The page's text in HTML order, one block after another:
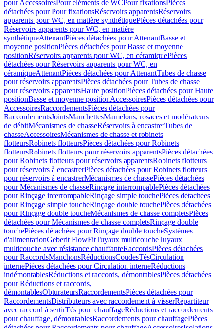
pour AccessoiresPour eléments de WCPour fixationsPièces
détachées pour Pour fixationsRéservoirs apparentsRéservoirs
apparents pour WC, en matière synthétiquePièces détachées pour
Réservoirs apparents pour WC, en matière
synthétiqueAttenantPièces détachées pour AttenantBasse et
moyenne positionPièces détachées pour Basse et moyenne
positionRéservoirs apparents pour WC, en céramiquePièces
détachées pour Réservoirs apparents pour WC, en
céramiqueAttenantPièces détachées pour AttenantTubes de chasse
pour réservoirs apparentsPièces détachées pour Tubes de chasse
pour réservoirs apparentsHaute positionPièces détachées pour Haute
positionBasse et moyenne positionAccessoiresPièces détachées pour
AccessoiresRaccordementsPièces détachées pour
RaccordementsJointsManchettesMamelons, rosaces et modérateurs
de débitMécanismes de chasseRéservoirs à encastrerTubes de
chasseAccessoiresMécanismes de chasse et robinets
flotteursRobinets flotteursPièces détachées pour Robinets
flotteursRobinets flotteurs pour réservoirs apparentsPièces détachées
pour Robinets flotteurs pour réservoirs apparentsRobinets flotteurs
pour réservoirs à encastrerPièces détachées pour Robinets flotteurs
pour réservoirs à encastrerMécanismes de chassePièces détachées
pour Mécanismes de chasseRinçage interrompablePièces détachées
pour Rinçage interrompableRinçage simple touchePièces détachées
pour Rinçage simple toucheRinçage double touchePièces détachées
pour Rinçage double toucheMécanismes de chasse completsPièces
détachées pour Mécanismes de chasse completsRinçage double
touchePièces détachées pour Rinçage double toucheSystèmes
d'alimentationGeberit FlowFitTuyaux multicoucheTuyaux
multicouche avec résistance chauffanteRaccordsPièces détachées
pour RaccordsManchonsRéductionsCoudesTésCirculation
internePièces détachées pour Circulation interneRéductions
indémontablesRéductions et raccords, démontablesPièces détachées
pour Réductions et raccords,
démontablesObturateursRaccordementsPièces détachées pour
RaccordementsDistributeurs avec raccordement à visserRépartiteur
avec raccord à sertirTés pour chauffageRéductions et raccordements
pour chauffage, démontablesRaccordements pour chauffagePièces